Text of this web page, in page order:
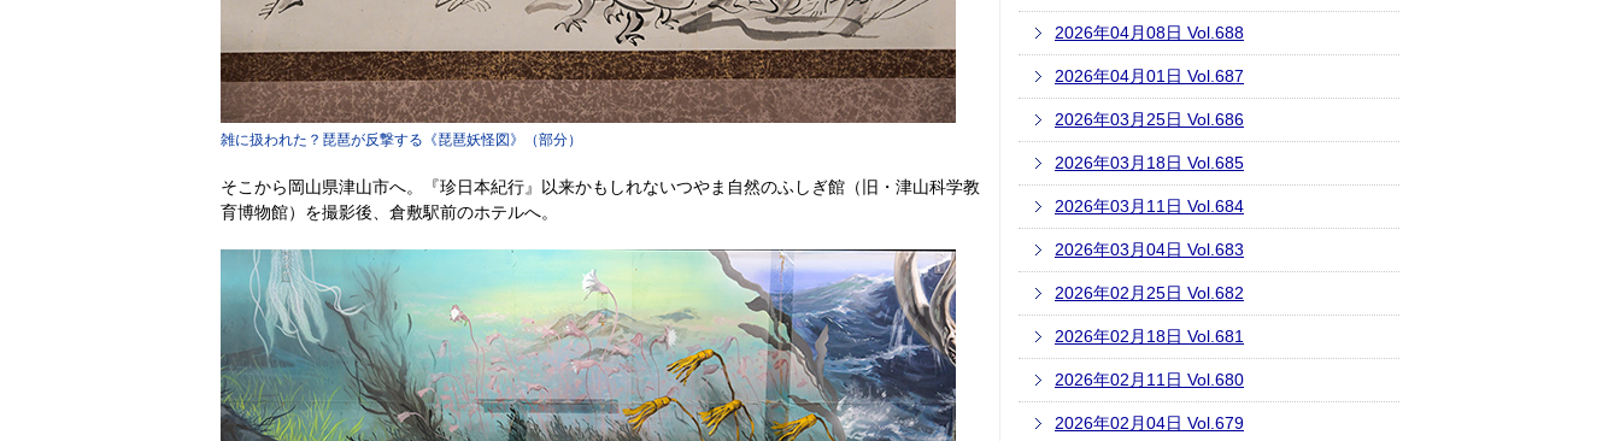
雑に扱われた？琵琶が反撃する《琵琶妖怪図》（部分）
そこから岡山県津山市へ。『珍日本紀行』以来かもしれないつやま自然のふしぎ館（旧・津山科学教
育博物館）を撮影後、倉敷駅前のホテルへ。
2026年04月08日 Vol.688
2026年04月01日 Vol.687
2026年03月25日 Vol.686
2026年03月18日 Vol.685
2026年03月11日 Vol.684
2026年03月04日 Vol.683
2026年02月25日 Vol.682
2026年02月18日 Vol.681
2026年02月11日 Vol.680
2026年02月04日 Vol.679